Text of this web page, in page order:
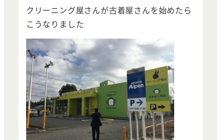
クリーニング屋さんが古着屋さんを始めたら
こうなりました